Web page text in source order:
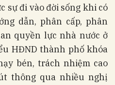
sự đi vào đời sống khi có
dẫn, phân cấp, phân
quyền lực nhà nước ở
HĐND thành phố khóa
bén, trách nhiệm cao
thông qua nhiều nghị